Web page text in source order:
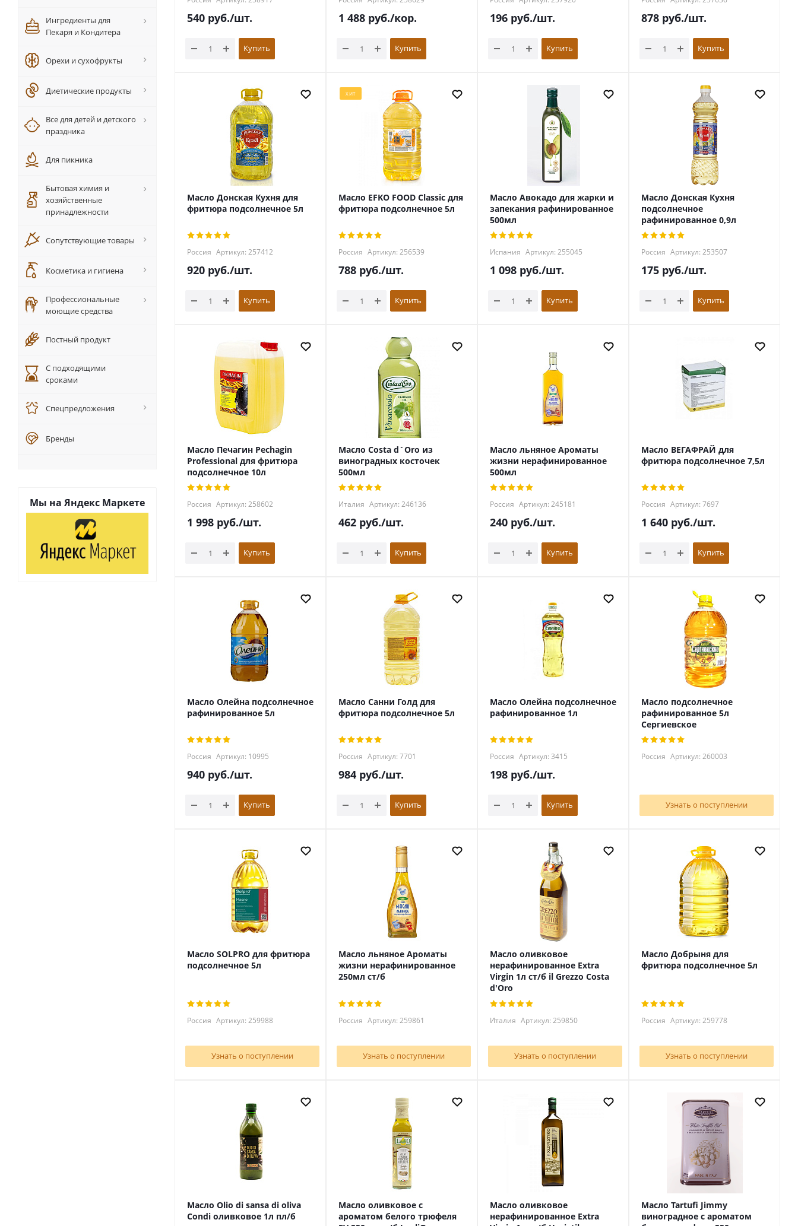
540 руб./шт.
Купить
1 488 руб./кор.
Купить
196 руб./шт.
Купить
878 руб./шт.
Купить
Масло Донская Кухня для
фритюра подсолнечное 5л
Россия Артикул: 257412
920 руб./шт.
Купить
ХИТ
Масло EFKO FOOD Classic для
фритюра подсолнечное 5л
Россия Артикул: 256539
788 руб./шт.
Купить
Масло Авокадо для жарки и
запекания рафинированное
500мл
Испания Артикул: 255045
1 098 руб./шт.
Купить
Масло Донская Кухня
подсолнечное
рафинированное 0,9л
Россия Артикул: 253507
175 руб./шт.
Купить
Масло Печагин Pechagin
Professional для фритюра
подсолнечное 10л
Россия Артикул: 258602
1 998 руб./шт.
Купить
Масло Costa d`Oro из
виноградных косточек
500мл
Италия Артикул: 246136
462 руб./шт.
Купить
Масло льняное Ароматы
жизни нерафинированное
500мл
Россия Артикул: 245181
240 руб./шт.
Купить
Масло ВЕГАФРАЙ для
фритюра подсолнечное 7,5л
Россия Артикул: 7697
1 640 руб./шт.
Купить
Масло Олейна подсолнечное
рафинированное 5л
Россия Артикул: 10995
940 руб./шт.
Купить
Масло Санни Голд для
фритюра подсолнечное 5л
Россия Артикул: 7701
984 руб./шт.
Купить
Масло Олейна подсолнечное
рафинированное 1л
Россия Артикул: 3415
198 руб./шт.
Купить
Масло подсолнечное
рафинированное 5л
Сергиевское
Россия Артикул: 260003
Узнать о поступлении
Масло SOLPRO для фритюра
подсолнечное 5л
Россия Артикул: 259988
Узнать о поступлении
Масло льняное Ароматы
жизни нерафинированное
250мл ст/б
Россия Артикул: 259861
Узнать о поступлении
Масло оливковое
нерафинированное Extra
Virgin 1л cт/б il Grezzo Costa
d'Oro
Италия Артикул: 259850
Узнать о поступлении
Масло Добрыня для
фритюра подсолнечное 5л
Россия Артикул: 259778
Узнать о поступлении
Масло Olio di sansa di oliva
Condi оливковое 1л пл/б
Масло оливковое с
ароматом белого трюфеля
Масло оливковое
нерафинированное Extra
Масло Tartufi Jimmy
виноградное с ароматом
Ингредиенты для
Пекаря и Кондитера
Орехи и сухофрукты
Диетические продукты
Все для детей и детского
праздника
Для пикника
Бытовая химия и
хозяйственные
принадлежности
Сопутствующие товары
Косметика и гигиена
Профессиональные
моющие средства
Постный продукт
С подходящими
сроками
Спецпредложения
Бренды
Мы на Яндекс Маркете